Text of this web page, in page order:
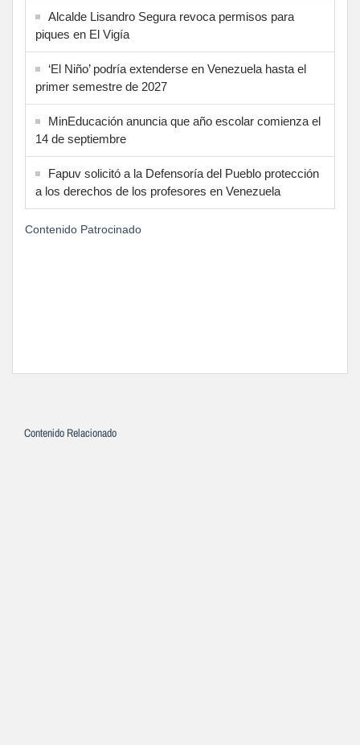
Alcalde Lisandro Segura revoca permisos para
piques en El Vigía
‘El Niño’ podría extenderse en Venezuela hasta el
primer semestre de 2027
MinEducación anuncia que año escolar comienza el
14 de septiembre
Fapuv solicitó a la Defensoría del Pueblo protección
a los derechos de los profesores en Venezuela
Contenido Patrocinado
Contenido Relacionado